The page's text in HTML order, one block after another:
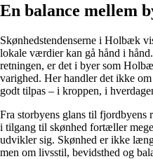
En balance mellem
Skønhedstendenserne i Holbæk
lokale værdier kan gå hånd i
retningen, er det i byer som
varighed. Her handler det ikke
godt tilpas – i kroppen, i
Fra storbyens glans til fjordbyens
i tilgang til skønhed fortæller
udvikler sig. Skønhed er ikke
men om livsstil, bevidsthed og